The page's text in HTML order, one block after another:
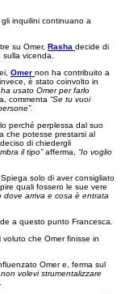
inquilini continuano a
su Omer, Rasha decide di
sulla vicenda.
Omer non ha contribuito a
è stato coinvolto in
usato Omer per farlo
commenta “Se tu vuoi
perché perplessa dal suo
che potesse prestarsi al
di chiedergli
il tipo”afferma, “Io voglio
solo di aver consigliato
quali fossero le sue vere
dove arriva e cosa è entrata
a questo punto Francesca.
che Omer finisse in
Omer e, ferma sul
volevi strumentalizzare